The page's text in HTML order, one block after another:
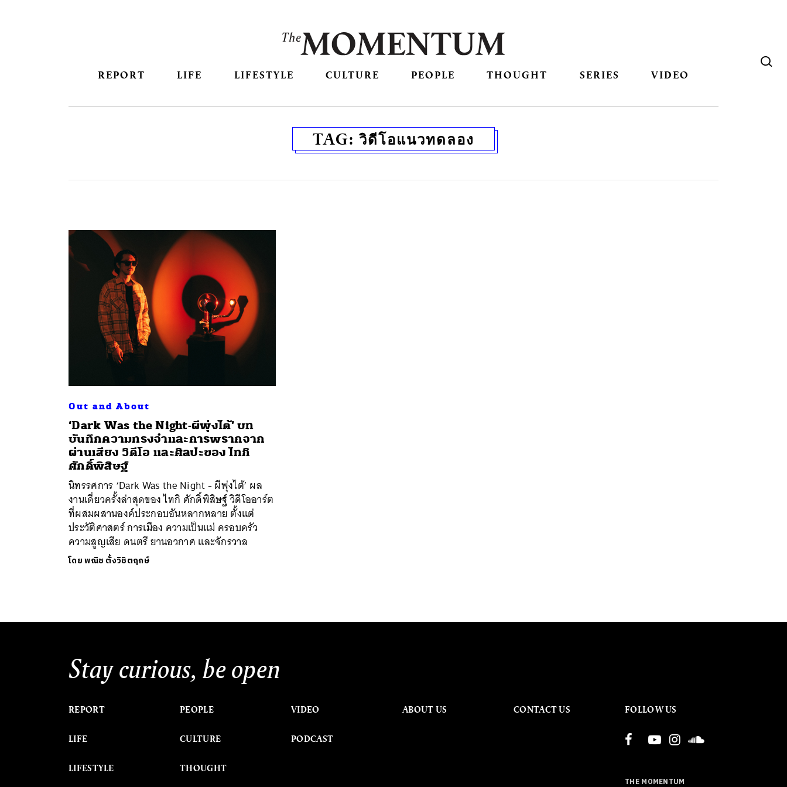
REPORT LIFE LIFESTYLE CULTURE PEOPLE THOUGHT SERIES VIDEO
TAG:วิดีโอแนวทดลอง
Out and About
‘Dark Was the Night-ผีพุ่งไต้’ บท
บันทึกความทรงจำและการพรากจาก
ผ่านเสียง วิดีโอ และศิลปะของ ไทกิ
ศักดิ์พิสิษฐ์
นิทรรศการ ‘Dark Was the Night - ผีพุ่งไต้’ ผล
งานเดี่ยวครั้งล่าสุดของ ไทกิ ศักดิ์พิสิษฐ์ วิดีโออาร์ต
ที่ผสมผสานองค์ประกอบอันหลากหลาย ตั้งแต่
ประวัติศาสตร์ การเมือง ความเป็นแม่ ครอบครัว
ความสูญเสีย ดนตรี ยานอวกาศ และจักรวาล
โดยพณิช ตั้งวิชิตฤกษ์
Stay curious, be open
REPORT
LIFE
LIFESTYLE
PEOPLE
CULTURE
THOUGHT
VIDEO
PODCAST
ABOUT US CONTACT US FOLLOW US
THE MOMENTUM
ค้นหา